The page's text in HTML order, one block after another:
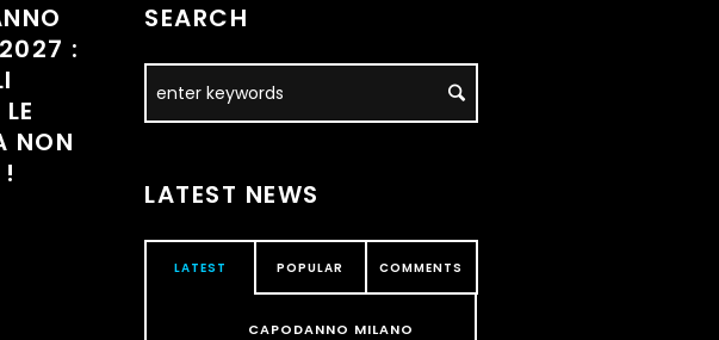
:
NON
!
SEARCH
LATEST NEWS
LATEST POPULAR COMMENTS
CAPODANNO MILANO